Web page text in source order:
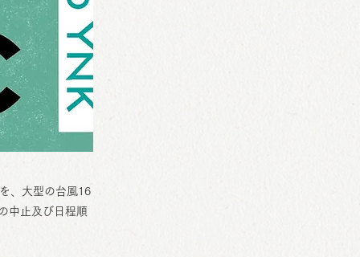
、大型の台風16
中止及び日程順